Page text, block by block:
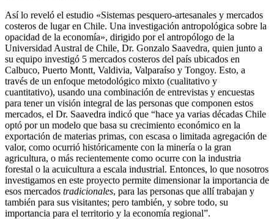
Así lo reveló el estudio «Sistemas pesquero-artesanales y mercados
costeros de lugar en Chile. Una investigación antropológica sobre la
opacidad de la economía», dirigido por el antropólogo de la
Universidad Austral de Chile, Dr. Gonzalo Saavedra, quien junto a
su equipo investigó 5 mercados costeros del país ubicados en
Calbuco, Puerto Montt, Valdivia, Valparaíso y Tongoy. Esto, a
través de un enfoque metodológico mixto (cualitativo y
cuantitativo), usando una combinación de entrevistas y encuestas
para tener un visión integral de las personas que componen estos
mercados, el Dr. Saavedra indicó que “hace ya varias décadas Chile
optó por un modelo que basa su crecimiento económico en la
exportación de materias primas, con escasa o limitada agregación de
valor, como ocurrió históricamente con la minería o la gran
agricultura, o más recientemente como ocurre con la industria
forestal o la acuicultura a escala industrial. Entonces, lo que nosotros
investigamos en este proyecto permite dimensionar la importancia de
esos mercados tradicionales, para las personas que allí trabajan y
también para sus visitantes; pero también, y sobre todo, su
importancia para el territorio y la economía regional”.